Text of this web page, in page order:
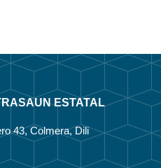
ESTATAL
43, Colmera, Dili